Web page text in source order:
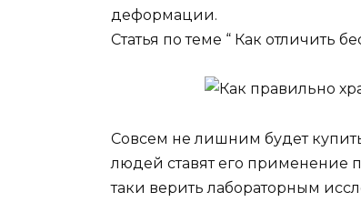
деформации.
Статья по теме “ Как отличить
Совсем не лишним будет
людей ставят его применение
таки верить лабораторным